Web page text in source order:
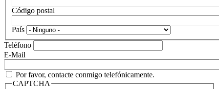
Código postal
País
Teléfono
E-Mail
Por favor, contacte conmigo telefónicamente.
CAPTCHA